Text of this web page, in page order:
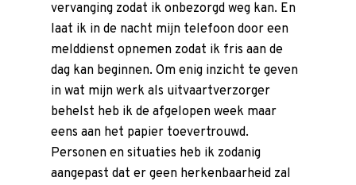
vervanging zodat ik onbezorgd weg kan. En
laat ik in de nacht mijn telefoon door een
melddienst opnemen zodat ik fris aan de
dag kan beginnen. Om enig inzicht te geven
in wat mijn werk als uitvaartverzorger
behelst heb ik de afgelopen week maar
eens aan het papier toevertrouwd.
Personen en situaties heb ik zodanig
aangepast dat er geen herkenbaarheid zal